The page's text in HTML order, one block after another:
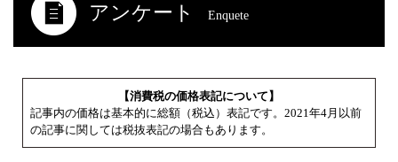
アンケート Enquete
【消費税の価格表記について】
記事内の価格は基本的に総額（税込）表記です。2021年4月以前
の記事に関しては税抜表記の場合もあります。